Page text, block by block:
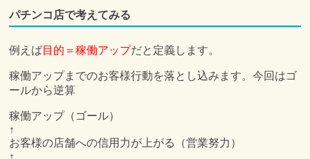
パチンコ店で考えてみる
例えば目的＝稼働アップだと定義します。
稼働アップまでのお客様行動を落とし込みます。今回はゴ
ールから逆算
稼働アップ（ゴール）
↑
お客様の店舗への信用力が上がる（営業努力）